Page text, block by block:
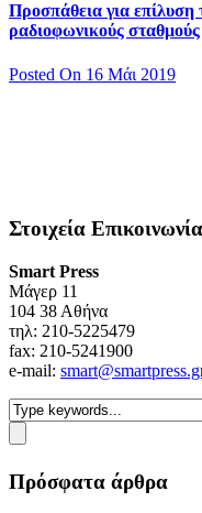
Προσπάθεια για
ραδιοφωνικούς σταθμούς
Posted On 16 Μάι 2019
Στοιχεία
Smart Press
Mάγερ 11
104 38 Αθήνα
τηλ: 210-5225479
fax: 210-5241900
e-mail:
Πρόσφατα άρθρα